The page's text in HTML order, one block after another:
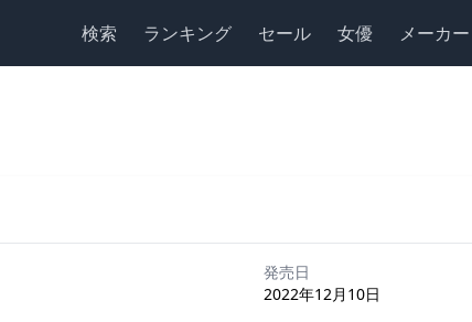
検索 ランキング セール 女優 メーカー
発売日
2022年12月10日